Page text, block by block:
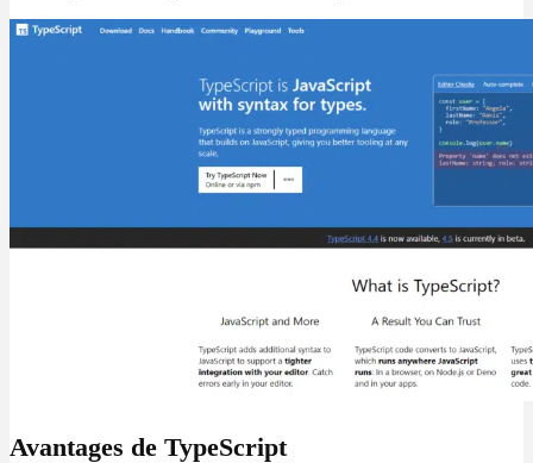
Avantages de TypeScript